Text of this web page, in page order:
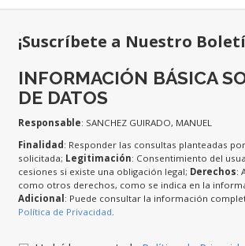
¡Suscríbete a Nuestro
INFORMACIÓN BÁSICA
DE DATOS
Responsable: SANCHEZ GUIRADO, MANUEL
Finalidad : Responder las consultas planteadas
solicitada; Legitimación: Consentimiento del
cesiones si existe una obligación legal; Derechos:
como otros derechos, como se indica en la
Adicional : Puede consultar la información
Política de Privacidad.